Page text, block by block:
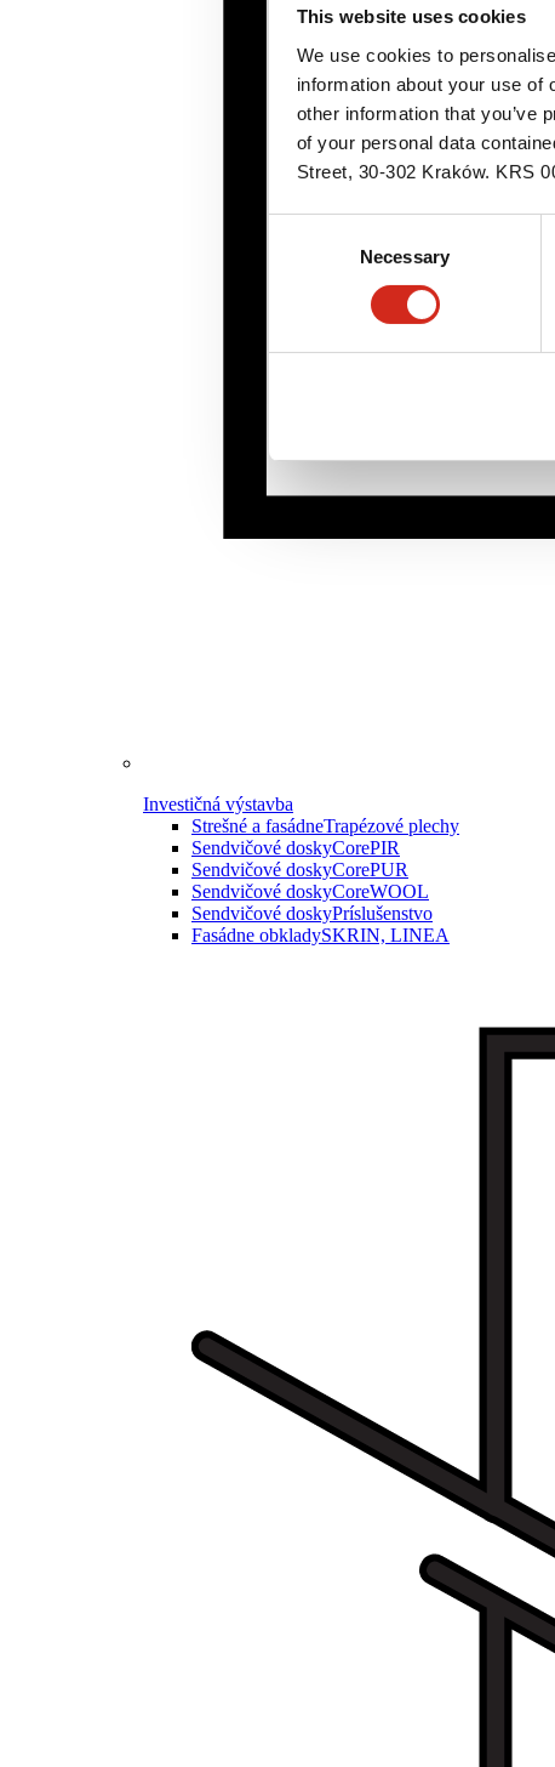
This website uses cookies
We use cookies to
information about your use of
other information that you’ve
of your personal data
Street, 30-302 Kraków. KRS
Necessary
Investičná výstavba
Strešné a fasádneTrapézové plechy
Sendvičové doskyCorePIR
Sendvičové doskyCorePUR
Sendvičové doskyCoreWOOL
Sendvičové doskyPríslušenstvo
Fasádne obkladySKRIN, LINEA